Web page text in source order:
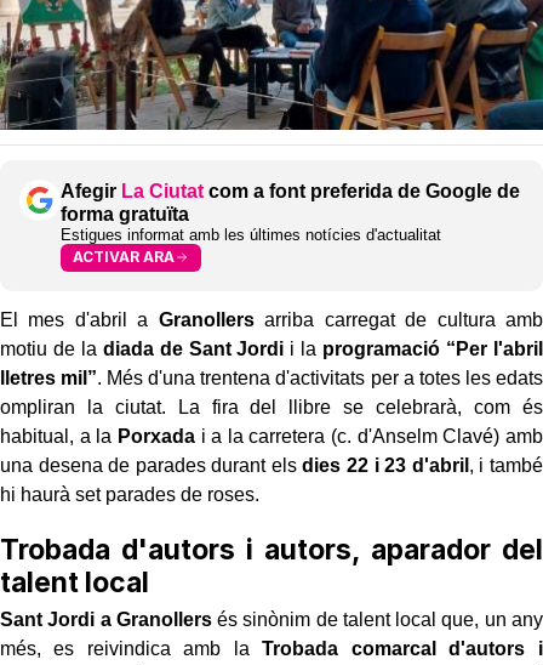
Afegir La Ciutat com a font preferida de Google de
forma gratuïta
Estigues informat amb les últimes notícies d'actualitat
ACTIVAR ARA
El mes d'abril a Granollersarriba carregat de cultura amb
motiu de la diada de Sant Jordi i la programació “Per l'abril
lletres mil”. Més d'una trentena d'activitats per a totes les edats
ompliran la ciutat. La fira del llibre se celebrarà, com és
habitual, a la Porxadai a la carretera (c. d'Anselm Clavé) amb
una desena de parades durant elsdies 22 i 23 d'abril , i també
hi haurà set parades de roses.
Trobada d'autors i autors, aparador del
talent local
Sant Jordi a Granollersés sinònim de talent local que, un any
més, es reivindica amb laTrobada comarcal d'autors i